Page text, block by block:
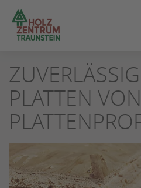
SEITENINHALT
SPRINGEN
PLATTEN